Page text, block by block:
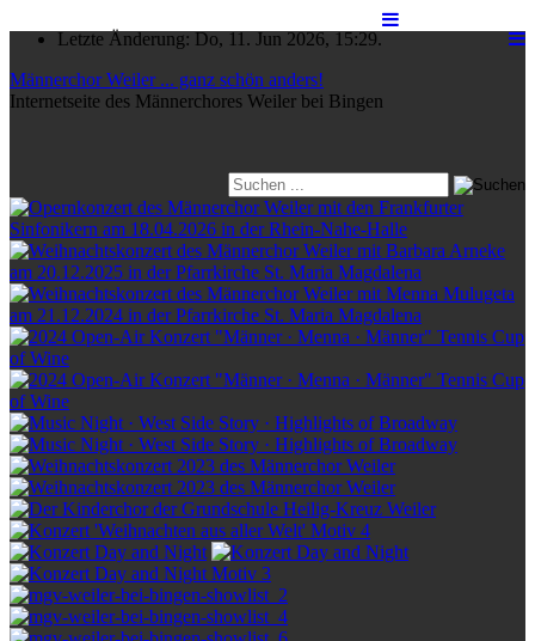
Letzte Änderung: Do, 11. Jun 2026, 15:29.
Männerchor Weiler ... ganz schön anders!
Internetseite des Männerchores Weiler bei Bingen